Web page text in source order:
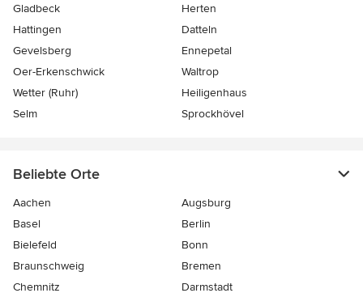
Gladbeck
Herten
Hattingen
Datteln
Gevelsberg
Ennepetal
Oer-Erkenschwick
Waltrop
Wetter (Ruhr)
Heiligenhaus
Selm
Sprockhövel
Beliebte Orte
Aachen
Augsburg
Basel
Berlin
Bielefeld
Bonn
Braunschweig
Bremen
Chemnitz
Darmstadt